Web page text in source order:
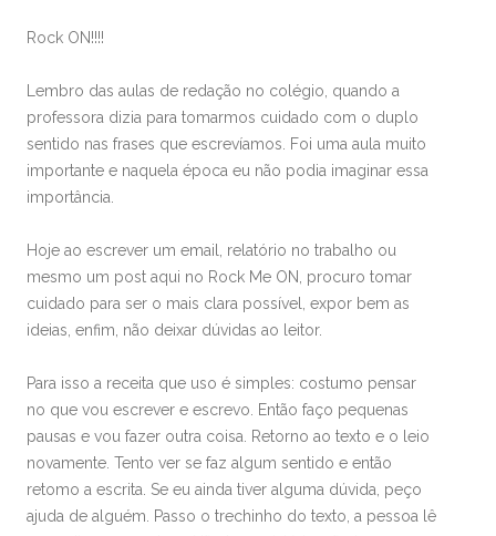
Rock ON!!!!
Lembro das aulas de redação no colégio, quando a
professora dizia para tomarmos cuidado com o duplo
sentido nas frases que escrevíamos. Foi uma aula muito
importante e naquela época eu não podia imaginar essa
importância.
Hoje ao escrever um email, relatório no trabalho ou
mesmo um post aqui no Rock Me ON, procuro tomar
cuidado para ser o mais clara possível, expor bem as
ideias, enfim, não deixar dúvidas ao leitor.
Para isso a receita que uso é simples: costumo pensar
no que vou escrever e escrevo. Então faço pequenas
pausas e vou fazer outra coisa. Retorno ao texto e o leio
novamente. Tento ver se faz algum sentido e então
retomo a escrita. Se eu ainda tiver alguma dúvida, peço
ajuda de alguém. Passo o trechinho do texto, a pessoa lê